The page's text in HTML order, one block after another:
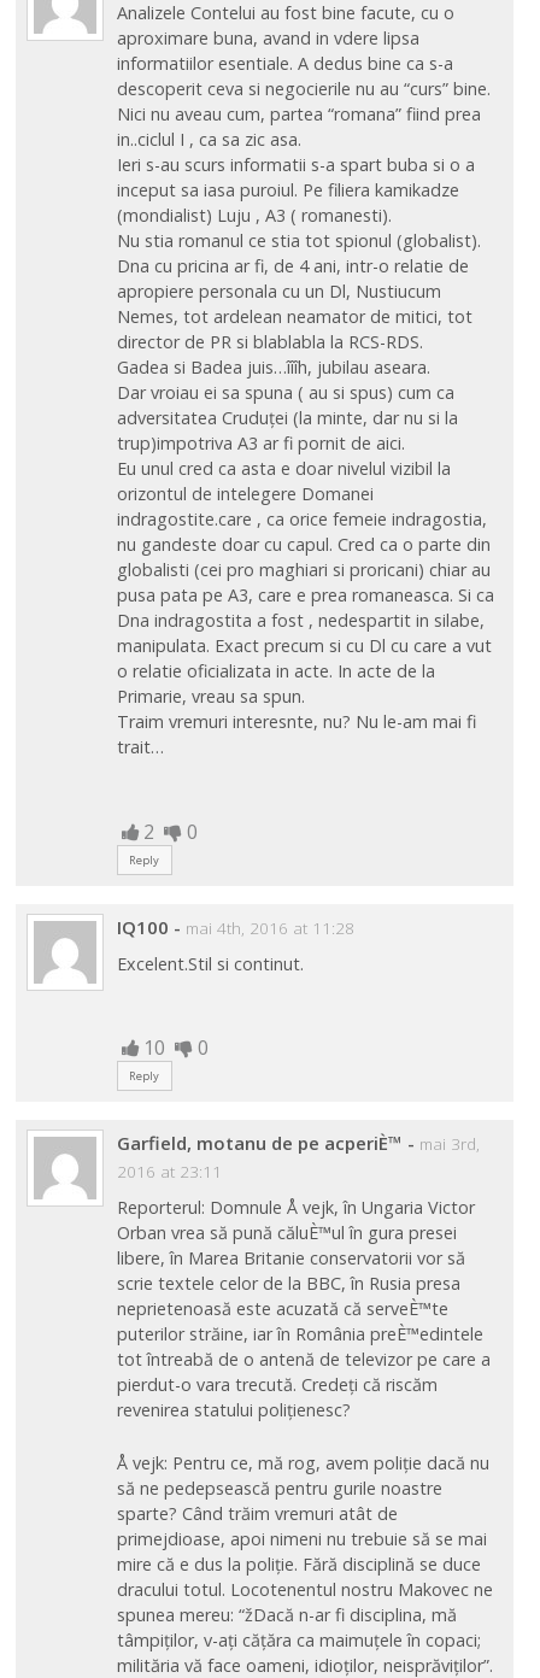
Analizele Contelui au fost bine facute, cu o
aproximare buna, avand in vdere lipsa
informatiilor esentiale. A dedus bine ca s-a
descoperit ceva si negocierile nu au “curs” bine.
Nici nu aveau cum, partea “romana” fiind prea
in..ciclul I , ca sa zic asa.
Ieri s-au scurs informatii s-a spart buba si o a
inceput sa iasa puroiul. Pe filiera kamikadze
(mondialist) Luju , A3 ( romanesti).
Nu stia romanul ce stia tot spionul (globalist).
Dna cu pricina ar fi, de 4 ani, intr-o relatie de
apropiere personala cu un Dl, Nustiucum
Nemes, tot ardelean neamator de mitici, tot
director de PR si blablabla la RCS-RDS.
Gadea si Badea juis…îîîh, jubilau aseara.
Dar vroiau ei sa spuna ( au si spus) cum ca
adversitatea Cruduței (la minte, dar nu si la
trup)impotriva A3 ar fi pornit de aici.
Eu unul cred ca asta e doar nivelul vizibil la
orizontul de intelegere Domanei
indragostite.care , ca orice femeie indragostia,
nu gandeste doar cu capul. Cred ca o parte din
globalisti (cei pro maghiari si proricani) chiar au
pusa pata pe A3, care e prea romaneasca. Si ca
Dna indragostita a fost , nedespartit in silabe,
manipulata. Exact precum si cu Dl cu care a vut
o relatie oficializata in acte. In acte de la
Primarie, vreau sa spun.
Traim vremuri interesnte, nu? Nu le-am mai fi
trait…
2 0
Reply
IQ100 - mai 4th, 2016 at 11:28
Excelent.Stil si continut.
10 0
Reply
Garfield, motanu de pe acperiÈ™ - mai 3rd,
2016 at 23:11
Reporterul: Domnule Å vejk, în Ungaria Victor
Orban vrea să pună căluÈ™ul în gura presei
libere, în Marea Britanie conservatorii vor să
scrie textele celor de la BBC, în Rusia presa
neprietenoasă este acuzată că serveÈ™te
puterilor străine, iar în România preÈ™edintele
tot întreabă de o antenă de televizor pe care a
pierdut-o vara trecută. Credeți că riscăm
revenirea statului polițienesc?
Å vejk: Pentru ce, mă rog, avem poliție dacă nu
să ne pedepsească pentru gurile noastre
sparte? Când trăim vremuri atât de
primejdioase, apoi nimeni nu trebuie să se mai
mire că e dus la poliție. Fără disciplină se duce
dracului totul. Locotenentul nostru Makovec ne
spunea mereu: “žDacă n-ar fi disciplina, mă
tâmpiților, v-ați cățăra ca maimuțele în copaci;
milităria vă face oameni, idioților, neisprăviților”.